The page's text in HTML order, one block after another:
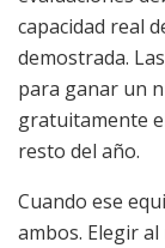
capacidad real
demostrada.
para ganar un
gratuitamente
resto del año.
Cuando ese
ambos. Elegir